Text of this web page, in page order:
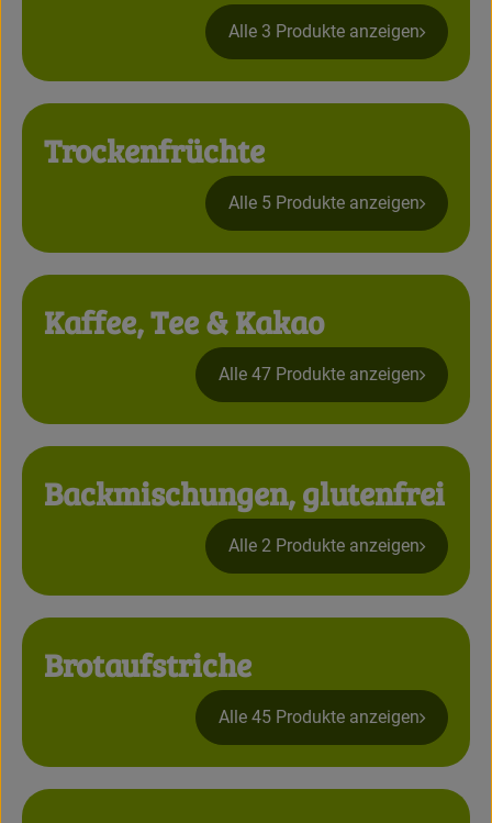
Tiefkühl
Getränke
So geht's
Warenkunde
Alle 3 Produkte anzeigen
Trockenfrüchte
Alle 5 Produkte anzeigen
Kaffee, Tee & Kakao
Alle 47 Produkte anzeigen
Backmischungen, glutenfrei
Alle 2 Produkte anzeigen
Brotaufstriche
Alle 45 Produkte anzeigen